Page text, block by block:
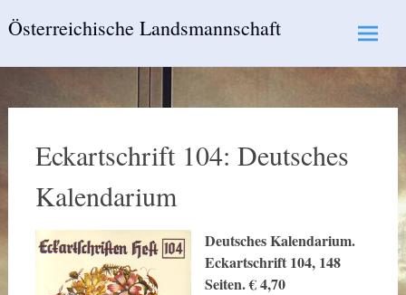
toÖsterreichische Landsmannschaft
Eckartschrift 104: Deutsches
Kalendarium
Deutsches Kalendarium.
Eckartschrift 104, 148
Seiten. € 4,70